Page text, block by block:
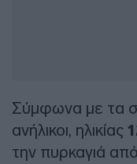
Σύμφωνα με τα
ανήλικοι, ηλικίας
την πυρκαγιά